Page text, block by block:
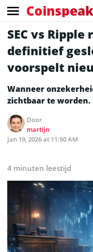
SEC vs
definitief
voorspelt
Wanneer
zichtbaar te worden.
Door
martijn
jan 19, 2026 at 11:50 AM
4 minuten leestijd